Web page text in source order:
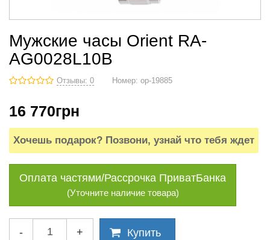
Мужские часы Orient RA-
AG0028L10B
Отзывы: 0 Номер: op-19885
16 770грн
Хочешь подарок? Позвони, узнай что тебя ждет
Оплата частями/Рассрочка ПриватБанка
(Уточните наличие товара)
- + Купить